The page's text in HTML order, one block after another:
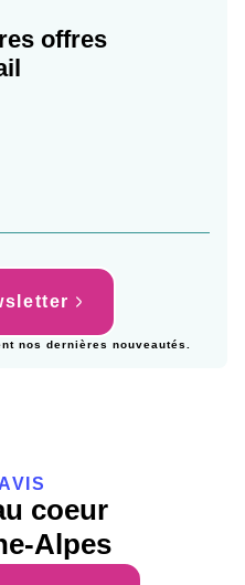
offres
nos dernières nouveautés.
coeur
Alpes